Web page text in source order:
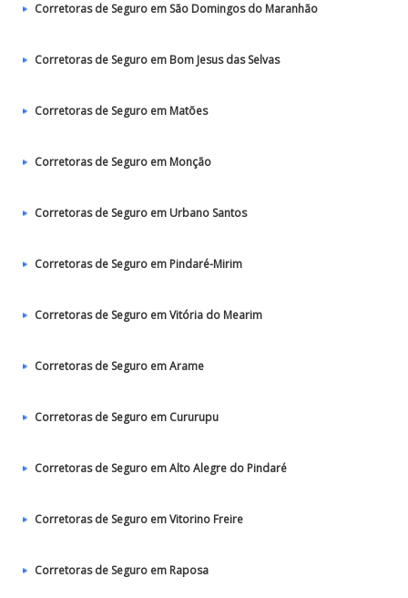
Corretoras de Seguro em São Domingos do Maranhão
Corretoras de Seguro em Bom Jesus das Selvas
Corretoras de Seguro em Matões
Corretoras de Seguro em Monção
Corretoras de Seguro em Urbano Santos
Corretoras de Seguro em Pindaré-Mirim
Corretoras de Seguro em Vitória do Mearim
Corretoras de Seguro em Arame
Corretoras de Seguro em Cururupu
Corretoras de Seguro em Alto Alegre do Pindaré
Corretoras de Seguro em Vitorino Freire
Corretoras de Seguro em Raposa